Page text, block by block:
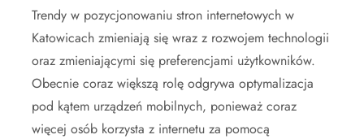
Trendy w pozycjonowaniu stron internetowych w
Katowicach zmieniają się wraz z rozwojem technologii
oraz zmieniającymi się preferencjami użytkowników.
Obecnie coraz większą rolę odgrywa optymalizacja
pod kątem urządzeń mobilnych, ponieważ coraz
więcej osób korzysta z internetu za pomocą